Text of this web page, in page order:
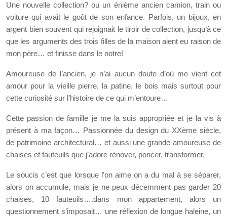
Une nouvelle collection? ou un énième ancien camion, train ou
voiture qui avait le goût de son enfance. Parfois, un bijoux, en
argent bien souvent qui rejoignait le tiroir de collection, jusqu’à ce
que les arguments des trois filles de la maison aient eu raison de
mon père… et finisse dans le notre!
Amoureuse de l’ancien, je n’ai aucun doute d’où me vient cet
amour pour la vieille pierre, la patine, le bois mais surtout pour
cette curiosité sur l’histoire de ce qui m’entoure…
Cette passion de famille je me la suis appropriée et je la vis à
présent à ma façon… Passionnée du design du XXème siècle,
de patrimoine architectural… et aussi une grande amoureuse de
chaises et fauteuils que j’adore rénover, poncer, transformer.
Le soucis c’est que lorsque l’on aime on a du mal à se séparer,
alors on accumule, mais je ne peux décemment pas garder 20
chaises, 10 fauteuils….dans mon appartement, alors un
questionnement s’imposait… une réflexion de longue haleine, un